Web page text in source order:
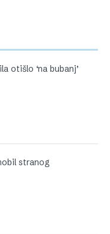
otišlo ‘na bubanj’
stranog